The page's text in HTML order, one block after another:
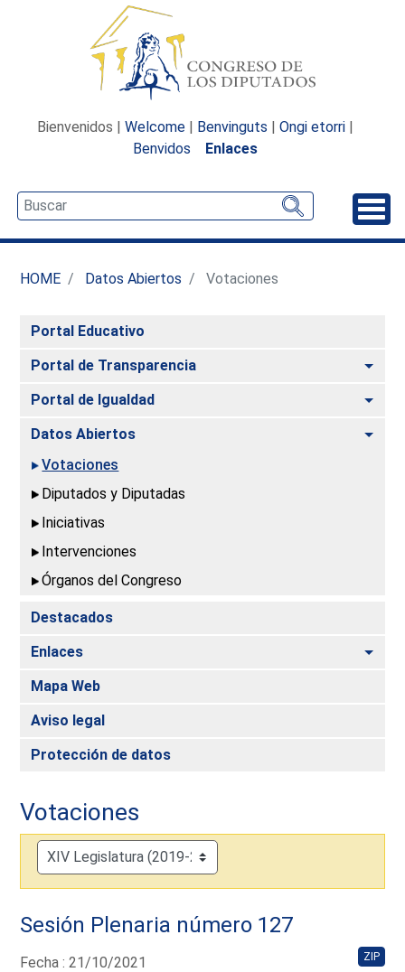
Bienvenidos | Welcome | Benvinguts | Ongi etorri |
Benvidos
Enlaces
HOME Datos Abiertos Votaciones
Portal Educativo
Portal de Transparencia
Portal de Igualdad
Datos Abiertos
Votaciones
Diputados y Diputadas
Iniciativas
Intervenciones
Órganos del Congreso
Destacados
Enlaces
Mapa Web
Aviso legal
Protección de datos
Votaciones
Sesión Plenaria número 127
Fecha : 21/10/2021 ZIP